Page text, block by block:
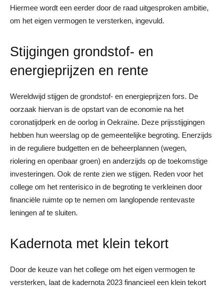
Hiermee wordt een eerder door de raad uitgesproken ambitie,
om het eigen vermogen te versterken, ingevuld.
Stijgingen grondstof- en
energieprijzen en rente
Wereldwijd stijgen de grondstof- en energieprijzen fors. De
oorzaak hiervan is de opstart van de economie na het
coronatijdperk en de oorlog in Oekraïne. Deze prijsstijgingen
hebben hun weerslag op de gemeentelijke begroting. Enerzijds
in de reguliere budgetten en de beheerplannen (wegen,
riolering en openbaar groen) en anderzijds op de toekomstige
investeringen. Ook de rente zien we stijgen. Reden voor het
college om het renterisico in de begroting te verkleinen door
financiële ruimte op te nemen om langlopende rentevaste
leningen af te sluiten.
Kadernota met klein tekort
Door de keuze van het college om het eigen vermogen te
versterken, laat de kadernota 2023 financieel een klein tekort